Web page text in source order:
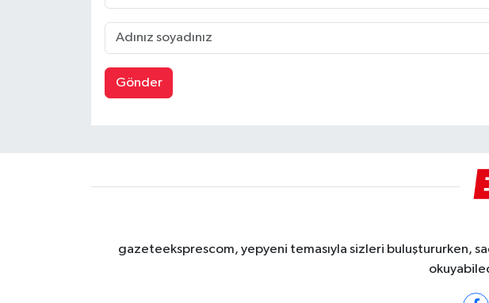
Gönder
gazeteeksprescom, yepyeni temasıyla sizleri buluştururken,